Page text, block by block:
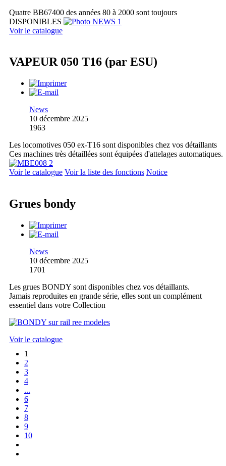
Quatre BB67400 des années 80 à 2000 sont toujours
DISPONIBLES
Voir le catalogue
VAPEUR 050 T16 (par ESU)
News
10 décembre 2025
1963
Les locomotives 050 ex-T16 sont disponibles chez vos détaillants
Ces machines très détaillées sont équipées d'attelages automatiques.
Voir le catalogue Voir la liste des fonctions Notice
Grues bondy
News
10 décembre 2025
1701
Les grues BONDY sont disponibles chez vos détaillants.
Jamais reproduites en grande série, elles sont un complément
essentiel dans votre Collection
Voir le catalogue
1
2
3
4
...
6
7
8
9
10